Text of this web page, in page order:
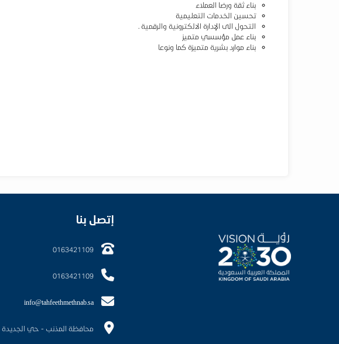
بناء ثقة ورضا العملاء
تحسين الخدمات التعليمية
التحول الى الإدارة الالكترونية والرقمية .
بناء عمل مؤسسي متميز
بناء موارد بشرية متميزة كما ونوعا
إتصل بنا
0163421109
0163421109
info@tahfeethmethnab.sa
محافظة المذنب - حي الجديدة